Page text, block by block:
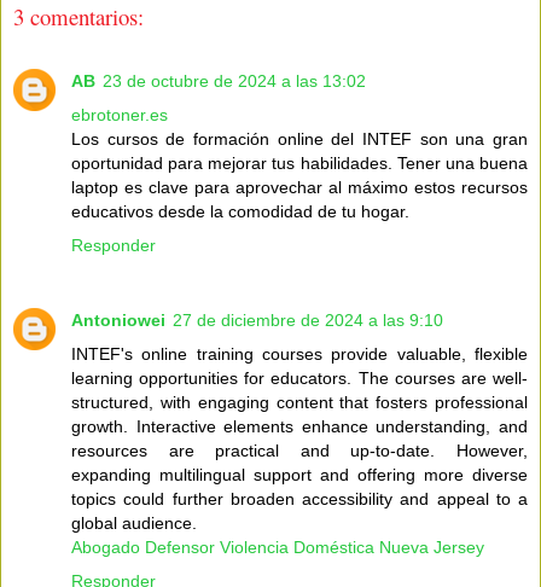
3 comentarios:
AB 23 de octubre de 2024 a las 13:02
ebrotoner.es
Los cursos de formación online del INTEF son una gran
oportunidad para mejorar tus habilidades. Tener una buena
laptop es clave para aprovechar al máximo estos recursos
educativos desde la comodidad de tu hogar.
Responder
Antoniowei 27 de diciembre de 2024 a las 9:10
INTEF's online training courses provide valuable, flexible
learning opportunities for educators. The courses are well-
structured, with engaging content that fosters professional
growth. Interactive elements enhance understanding, and
resources are practical and up-to-date. However,
expanding multilingual support and offering more diverse
topics could further broaden accessibility and appeal to a
global audience.
Abogado Defensor Violencia Doméstica Nueva Jersey
Responder